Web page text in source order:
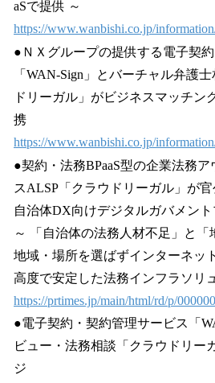
aSで提供 ～
https://www.wanbishi.co.jp/
●ＮＸグループの提供する電子契
「WAN-Sign」とバーチャル弁護
ドリーガル」がビジネスマッチン
携
https://www.wanbishi.co.jp/
●契約・法務BPaaS型の企業法務
スALSP「クラウドリーガル」が
自治体DX向けデジタルガバメン
～ 「自治体の法務人材不足」と「
地域・場所を選ばずインターネッ
高度で安定した法務インフラソリ
https://prtimes.jp/main/html/rd/p/
●電子契約・契約管理サービス「
ビュー・法務相談「クラウドリー
ジ